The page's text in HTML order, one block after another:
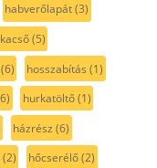
habverőlapát(3)
(5)
hosszabítás (1)
hurkatöltő(1)
házrész (6)
(2) hőcserélő(2)